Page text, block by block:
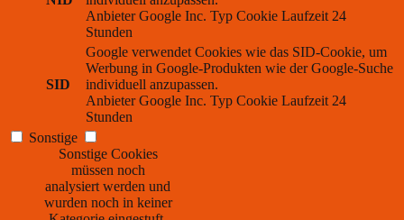
Anbieter Google Inc. Typ Cookie Laufzeit 24
Stunden
SID
Google verwendet Cookies wie das SID-Cookie, um
Werbung in Google-Produkten wie der Google-Suche
individuell anzupassen.
Anbieter Google Inc. Typ Cookie Laufzeit 24
Stunden
Sonstige
Sonstige Cookies
müssen noch
analysiert werden und
wurden noch in keiner